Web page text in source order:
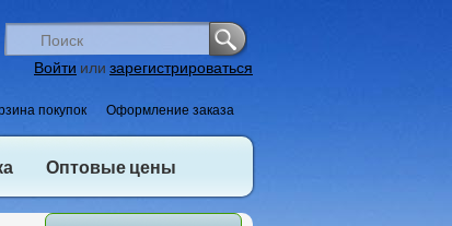
Войти или зарегистрироваться
покупок Оформление заказа
Оптовые цены